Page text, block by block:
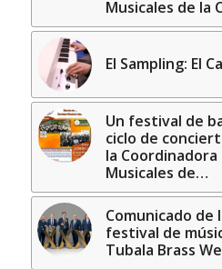
Musicales de la
El Sampling: El
Un festival de
ciclo de
la Coordinadora
Musicales de…
Comunicado de
festival de
Tubala Brass